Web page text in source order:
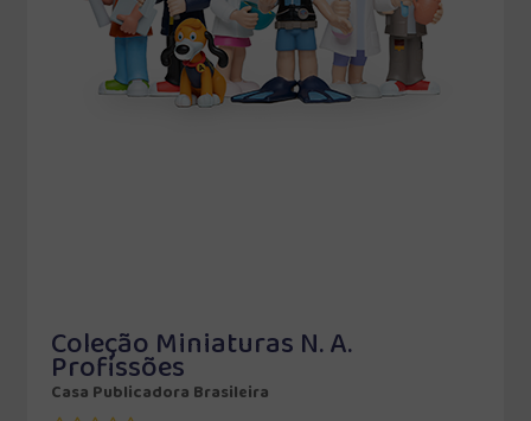
Coleção Miniaturas N. A.
Profissões
Casa Publicadora Brasileira